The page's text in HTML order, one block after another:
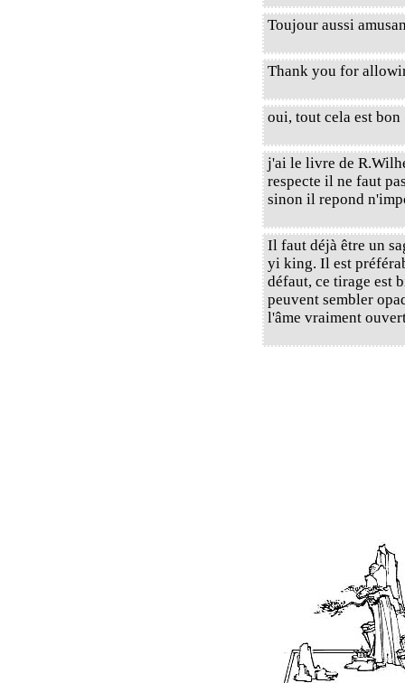
Toujour aussi
Thank you for
oui, tout cela est bon
j'ai le livre de
respecte il ne faut
sinon il repond
Il faut déjà être un
yi king. Il est
défaut, ce tirage est
peuvent sembler
l'âme vraiment